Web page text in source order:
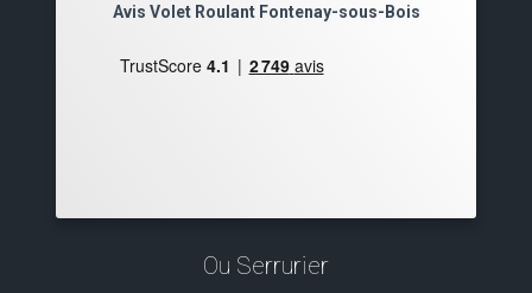
Avis Volet Roulant Fontenay-sous-Bois
Ou Serrurier